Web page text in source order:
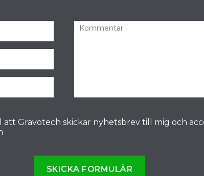
att Gravotech skickar nyhetsbrev till mig och
SKICKA FORMULÄR